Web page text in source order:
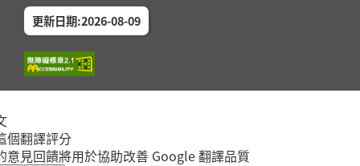
更新日期:2026-08-09
個翻譯評分
意見回饋將用於協助改善 Google 翻譯品質